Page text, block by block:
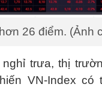
26 điểm. (Ảnh
trưa, thị
VN-Index có